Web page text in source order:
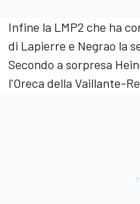
Infine la LMP2 che ha
di Lapierre e Negrao la
Secondo a sorpresa
l'Oreca della Vaillante-